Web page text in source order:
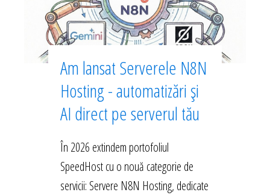
Am lansat Serverele N8N
Hosting - automatizări și
AI direct pe serverul tău
În 2026 extindem portofoliul
SpeedHost cu o nouă categorie de
servicii: Servere N8N Hosting, dedicate